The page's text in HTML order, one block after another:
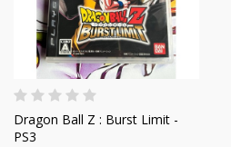
Dragon Ball Z : Burst Limit -
PS3